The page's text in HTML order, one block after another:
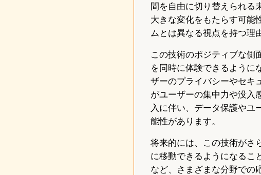
間を自由に切り替えられる
大きな変化をもたらす可
ムとは異なる視点を持つ理
この技術のポジティブな側
を同時に体験できるように
ザーのプライバシーやセキ
がユーザーの集中力や没入
入に伴い、データ保護やユ
能性があります。
将来的には、この技術がさ
に移動できるようになるこ
など、さまざまな分野での